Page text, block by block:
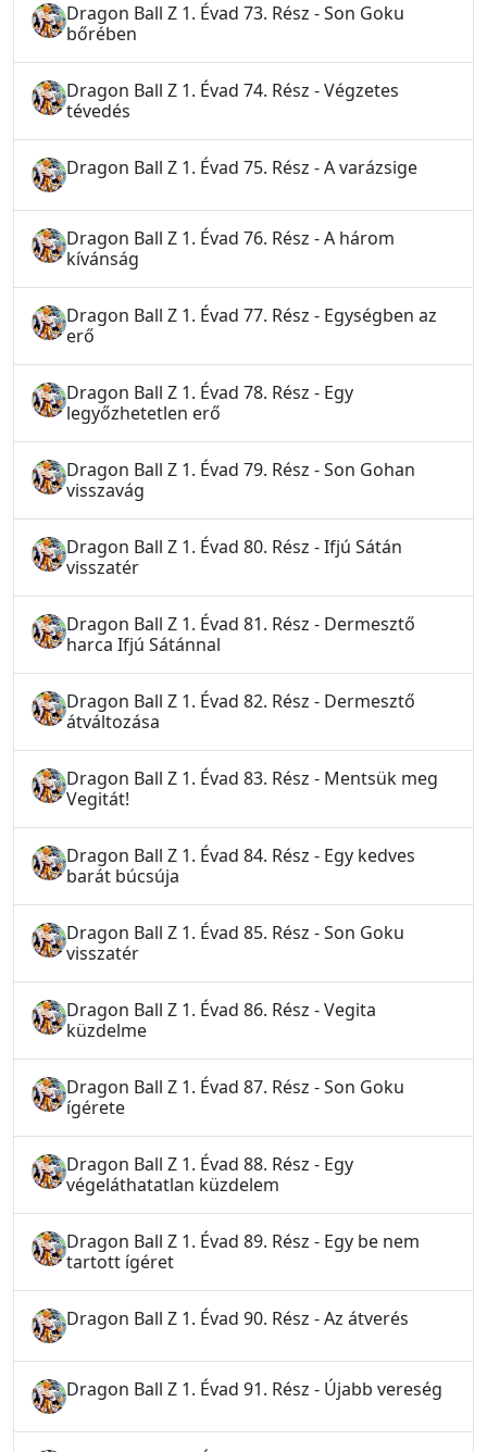
Dragon Ball Z 1. Évad 73. Rész - Son Goku
bőrében
Dragon Ball Z 1. Évad 74. Rész - Végzetes
tévedés
Dragon Ball Z 1. Évad 75. Rész - A varázsige
Dragon Ball Z 1. Évad 76. Rész - A három
kívánság
Dragon Ball Z 1. Évad 77. Rész - Egységben az
erő
Dragon Ball Z 1. Évad 78. Rész - Egy
legyőzhetetlen erő
Dragon Ball Z 1. Évad 79. Rész - Son Gohan
visszavág
Dragon Ball Z 1. Évad 80. Rész - Ifjú Sátán
visszatér
Dragon Ball Z 1. Évad 81. Rész - Dermesztő
harca Ifjú Sátánnal
Dragon Ball Z 1. Évad 82. Rész - Dermesztő
átváltozása
Dragon Ball Z 1. Évad 83. Rész - Mentsük meg
Vegitát!
Dragon Ball Z 1. Évad 84. Rész - Egy kedves
barát búcsúja
Dragon Ball Z 1. Évad 85. Rész - Son Goku
visszatér
Dragon Ball Z 1. Évad 86. Rész - Vegita
küzdelme
Dragon Ball Z 1. Évad 87. Rész - Son Goku
ígérete
Dragon Ball Z 1. Évad 88. Rész - Egy
végeláthatatlan küzdelem
Dragon Ball Z 1. Évad 89. Rész - Egy be nem
tartott ígéret
Dragon Ball Z 1. Évad 90. Rész - Az átverés
Dragon Ball Z 1. Évad 91. Rész - Újabb vereség